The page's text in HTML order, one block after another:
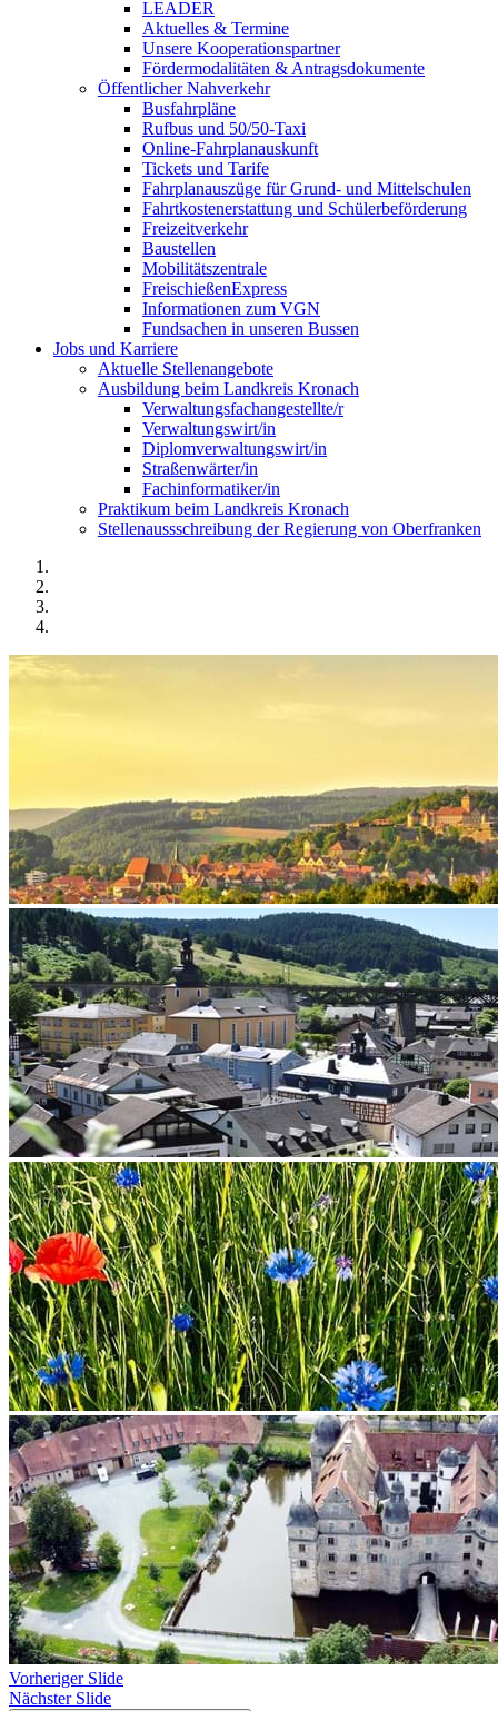
LEADER
Aktuelles & Termine
Unsere Kooperationspartner
Fördermodalitäten & Antragsdokumente
Öffentlicher Nahverkehr
Busfahrpläne
Rufbus und 50/50-Taxi
Online-Fahrplanauskunft
Tickets und Tarife
Fahrplanauszüge für Grund- und Mittelschulen
Fahrtkostenerstattung und Schülerbeförderung
Freizeitverkehr
Baustellen
Mobilitätszentrale
FreischießenExpress
Informationen zum VGN
Fundsachen in unseren Bussen
Jobs und Karriere
Aktuelle Stellenangebote
Ausbildung beim Landkreis Kronach
Verwaltungsfachangestellte/r
Verwaltungswirt/in
Diplomverwaltungswirt/in
Straßenwärter/in
Fachinformatiker/in
Praktikum beim Landkreis Kronach
Stellenaussschreibung der Regierung von Oberfranken
Vorheriger Slide
Nächster Slide